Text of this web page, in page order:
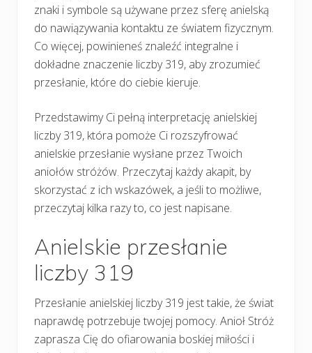
znaki i symbole są używane przez sferę anielską
do nawiązywania kontaktu ze światem fizycznym.
Co więcej, powinieneś znaleźć integralne i
dokładne znaczenie liczby 319, aby zrozumieć
przesłanie, które do ciebie kieruje.
Przedstawimy Ci pełną interpretację anielskiej
liczby 319, która pomoże Ci rozszyfrować
anielskie przesłanie wysłane przez Twoich
aniołów stróżów. Przeczytaj każdy akapit, by
skorzystać z ich wskazówek, a jeśli to możliwe,
przeczytaj kilka razy to, co jest napisane.
Anielskie przesłanie
liczby 319
Przesłanie anielskiej liczby 319 jest takie, że świat
naprawdę potrzebuje twojej pomocy. Anioł Stróż
zaprasza Cię do ofiarowania boskiej miłości i